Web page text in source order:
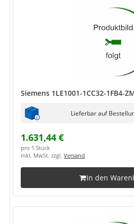
Siemens 1LE1001-1CC32-1FB4-
Lieferbar auf
1.631,44 €
pro 1 Stück
inkl. MwSt. zzgl. Versand
In den